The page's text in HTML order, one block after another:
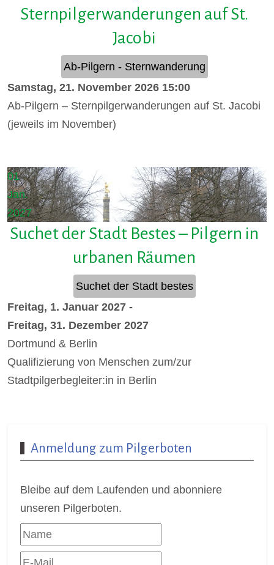
Sternpilgerwanderungen auf St.
Jacobi
Ab-Pilgern - Sternwanderung
Samstag, 21. November 2026 15:00
Ab-Pilgern – Sternpilgerwanderungen auf St. Jacobi
(jeweils im November)
01
Jan.
2027
Suchet der Stadt Bestes – Pilgern in
urbanen Räumen
Suchet der Stadt bestes
Freitag, 1. Januar 2027 -
Freitag, 31. Dezember 2027
Dortmund & Berlin
Qualifizierung von Menschen zum/zur
Stadtpilgerbegleiter:in in Berlin
Anmeldung zum Pilgerboten
Bleibe auf dem Laufenden und abonniere
unseren Pilgerboten.